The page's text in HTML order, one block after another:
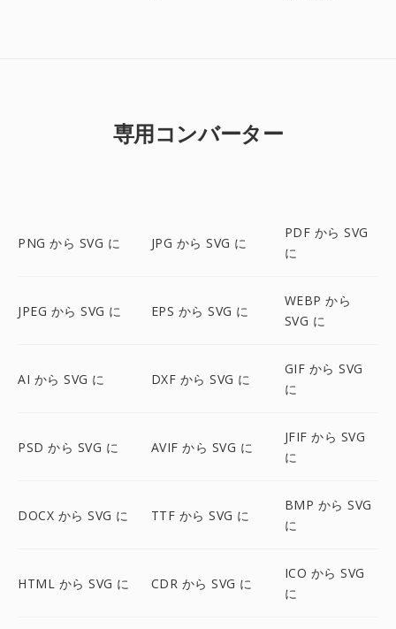
専用コンバーター
PNG から SVG に JPG から SVG に
PDF から SVG
に
JPEG から SVG に EPS から SVG に
WEBP から
SVG に
AI から SVG に DXF から SVG に
GIF から SVG
に
PSD から SVG に AVIF から SVG に
JFIF から SVG
に
DOCX から SVG に TTF から SVG に
BMP から SVG
に
HTML から SVG に CDR から SVG に
ICO から SVG
に